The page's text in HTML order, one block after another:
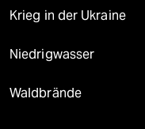
Krieg in der Ukraine
Niedrigwasser
Waldbrände